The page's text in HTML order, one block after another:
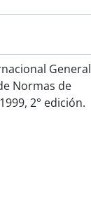
General
Normas de
2° edición.